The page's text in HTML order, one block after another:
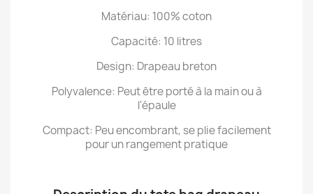
Matériau: 100% coton
Capacité: 10 litres
Design: Drapeau breton
Polyvalence: Peut être porté à la main ou à
l'épaule
Compact: Peu encombrant, se plie facilement
pour un rangement pratique